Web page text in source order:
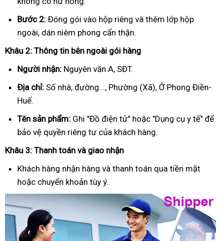
Bước 2: Đóng gói vào hộp riêng và thêm lớp hộp
ngoài, dán niêm phong cẩn thận.
Khâu 2: Thông tin bên ngoài gói hàng
Người nhận: Nguyên văn A, SĐT.
Địa chỉ: Số nhà, đường..., Phường (Xã), Ở Phong Điền-
Huế.
Tên sản phẩm: Ghi "Đồ điện tử" hoặc "Dụng cụ y tế" để
bảo vệ quyền riêng tư của khách hàng.
Khâu 3: Thanh toán và giao nhận
Khách hàng nhận hàng và thanh toán qua tiền mặt
hoặc chuyển khoản tùy ý.